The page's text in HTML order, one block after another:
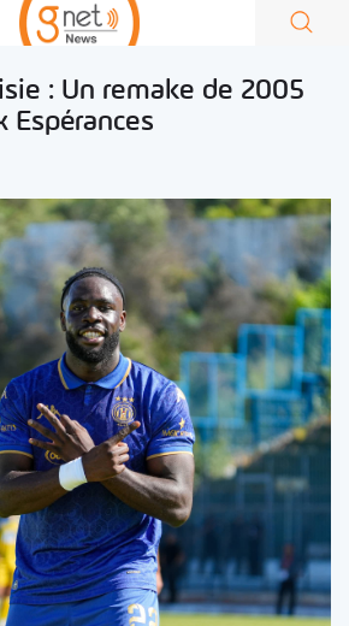
: Un remake de 2005
Espérances